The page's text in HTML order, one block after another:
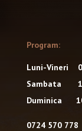
Program:
Luni-Vineri
Sambata
Duminica
0724 570 778